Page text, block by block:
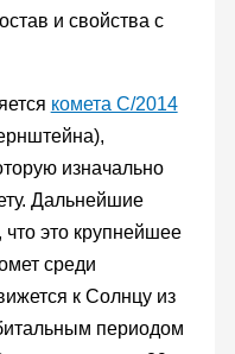
и свойства с
комета C/2014
изначально
Дальнейшие
это крупнейшее
среди
к Солнцу из
периодом